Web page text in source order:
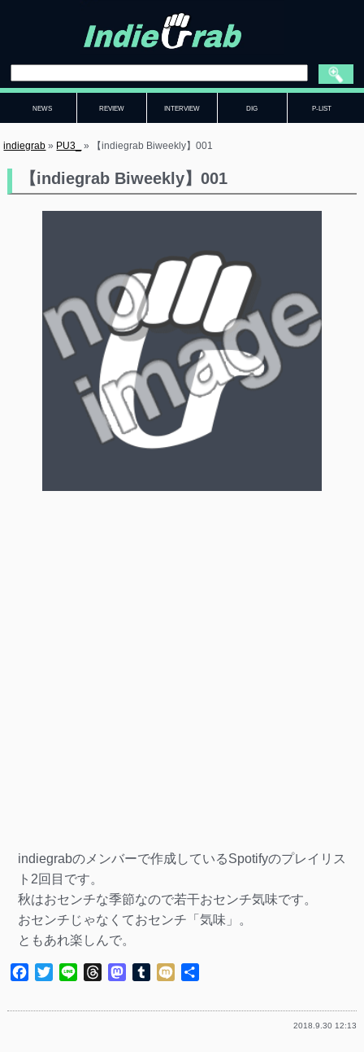
NEWS REVIEW INTERVIEW DIG P-LIST
indiegrab » PU3_ » 【indiegrab Biweekly】001
【indiegrab Biweekly】001
indiegrabのメンバーで作成しているSpotifyのプレイリス
ト2回目です。
秋はおセンチな季節なので若干おセンチ気味です。
おセンチじゃなくておセンチ「気味」。
ともあれ楽しんで。
Facebook
TwitterLine ThreadsMastodon
Tumblr
Mixi
2018.9.30 12:13